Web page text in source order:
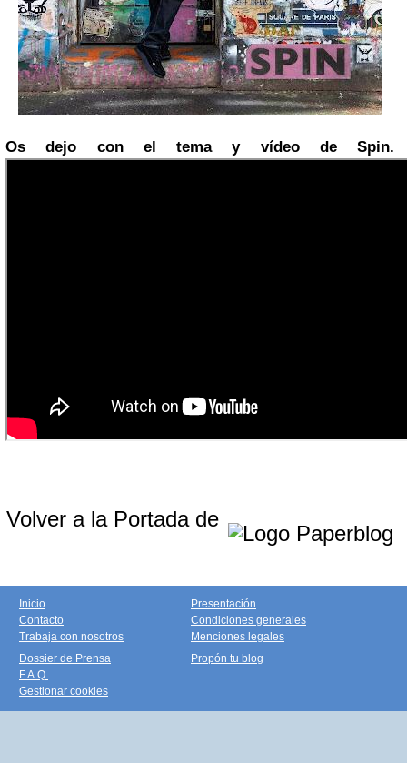
Os dejo con el tema y vídeo de Spin.
Volver a la Portada de
Inicio
Contacto
Trabaja con nosotros
Presentación
Condiciones generales
Menciones legales
Dossier de Prensa
F.A.Q.
Gestionar cookies
Propón tu blog